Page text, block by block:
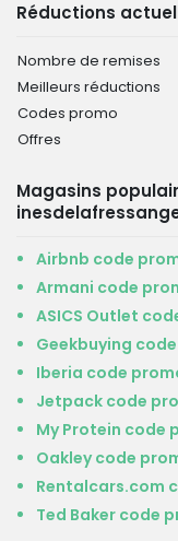
Réductions
Nombre de remises
Meilleurs réductions
Codes promo
Offres
Magasins
Airbnb code
Armani code
ASICS Outlet
Geekbuying
Iberia code
Jetpack code
My Protein code
Oakley code
Rentalcars.com
Ted Baker code